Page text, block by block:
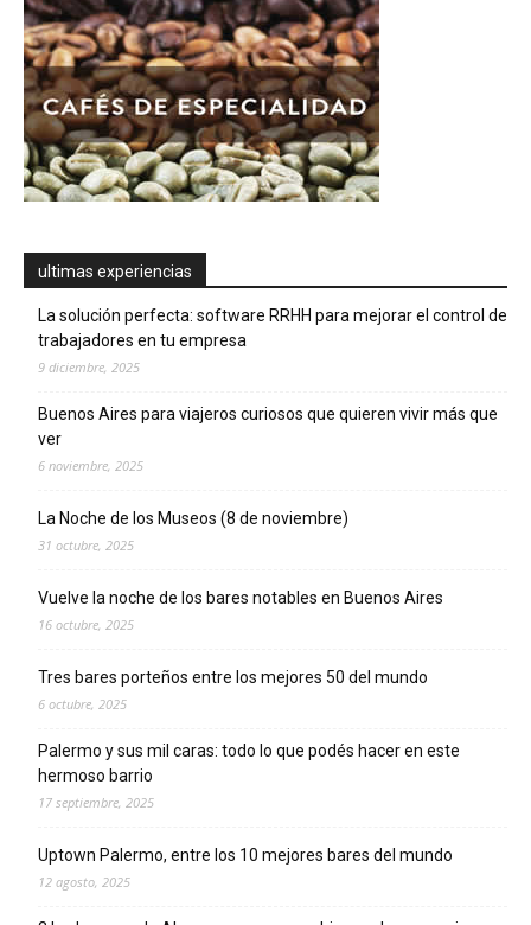
ultimas experiencias
La solución perfecta: software RRHH para mejorar el control de
trabajadores en tu empresa
9 diciembre, 2025
Buenos Aires para viajeros curiosos que quieren vivir más que
ver
6 noviembre, 2025
La Noche de los Museos (8 de noviembre)
31 octubre, 2025
Vuelve la noche de los bares notables en Buenos Aires
16 octubre, 2025
Tres bares porteños entre los mejores 50 del mundo
6 octubre, 2025
Palermo y sus mil caras: todo lo que podés hacer en este
hermoso barrio
17 septiembre, 2025
Uptown Palermo, entre los 10 mejores bares del mundo
12 agosto, 2025